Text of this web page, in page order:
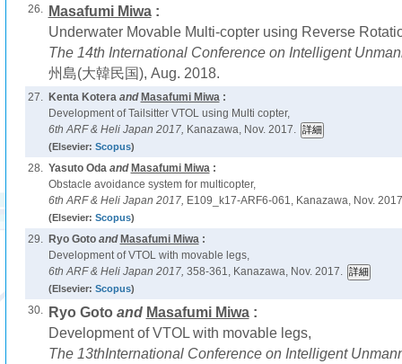
26. Masafumi Miwa:
Underwater Movable Multi-copter using Reverse
The 14th International Conference on Intelligent
州島(大韓民国), Aug. 2018.
27. Kenta Koteraand Masafumi Miwa:
Development of Tailsitter VTOL using Multi copter,
6th ARF & Heli Japan 2017, Kanazawa, Nov. 2017.
(Elsevier: Scopus)
28. Yasuto Odaand Masafumi Miwa:
Obstacle avoidance system for multicopter,
6th ARF & Heli Japan 2017, E109_k17-ARF6-061, Kanazawa, Nov.
(Elsevier: Scopus)
29. Ryo Gotoand Masafumi Miwa:
Development of VTOL with movable legs,
6th ARF & Heli Japan 2017, 358-361, Kanazawa, Nov. 2017.
(Elsevier: Scopus)
30. Ryo Goto and Masafumi Miwa:
Development of VTOL with movable legs,
The 13thInternational Conference on Intelligent